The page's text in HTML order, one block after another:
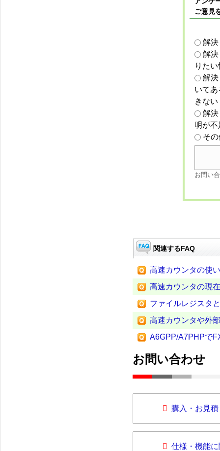
ご意見
解
解
りた
解
いて
きない
解
明が
そ
お問い
関連するFAQ
高速カウンタの使
高速カウンタの現
ファイルレジスタ
高速カウンタや外
A6GPP/A7PHPで
お問い合わせ
購入・お見
仕様・機能